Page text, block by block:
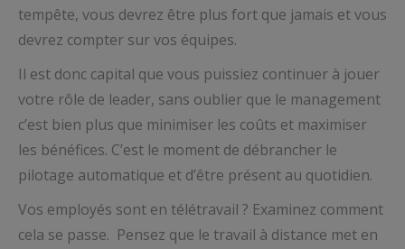
tempête, vous devrez être plus fort que jamais et vous
devrez compter sur vos équipes.
Il est donc capital que vous puissiez continuer à jouer
votre rôle de leader, sans oublier que le management
c’est bien plus que minimiser les coûts et maximiser
les bénéfices. C’est le moment de débrancher le
pilotage automatique et d’être présent au quotidien.
Vos employés sont en télétravail ? Examinez comment
cela se passe. Pensez que le travail à distance met en